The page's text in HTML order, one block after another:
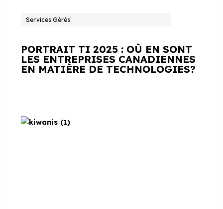
Services Gérés
PORTRAIT TI 2025 : OÙ EN SONT
LES ENTREPRISES CANADIENNES
EN MATIÈRE DE TECHNOLOGIES?